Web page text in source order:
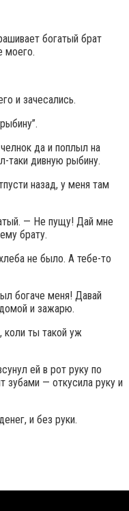
богатый брат
моего.
и зачесались.
да и поплыл на
таки дивную рыбину.
назад, у меня там
— Не пущу! Дай мне
брату.
не было. А тебе-то
богаче меня! Давай
и зажарю.
ты такой уж
ей в рот руку по
зубами — откусила руку и
и без руки.